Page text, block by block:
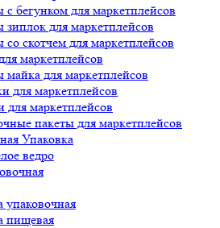
с бегунком для маркетплейсов
зиплок для маркетплейсов
со скотчем для маркетплейсов
маркетплейсов
майка для маркетплейсов
для маркетплейсов
для маркетплейсов
пакеты для маркетплейсов
Упаковка
ведро
упаковочная
пищевая